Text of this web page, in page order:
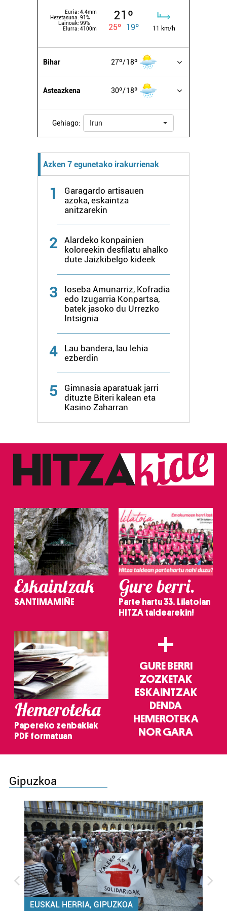
Euria: 4.4mm
Hezetasuna: 91%
Lainoak: 99%
Elurra: 4100m
21º
25º 19º 11 km/h
Bihar 27º 18º
Asteazkena 30º 18º
Gehiago: Irun
Azken 7 egunetako irakurrienak
1
Garagardo artisauen
azoka, eskaintza
anitzarekin
2
Alardeko konpainien
koloreekin desfilatu ahalko
dute Jaizkibelgo kideek
3
Ioseba Amunarriz, Kofradia
edo Izugarria Konpartsa,
batek jasoko du Urrezko
Intsignia
4
Lau bandera, lau lehia
ezberdin
5
Gimnasia aparatuak jarri
dituzte Biteri kalean eta
Kasino Zaharran
Eskaintzak
SANTIMAMIÑE
Gure berri.
Parte hartu 33. Lilatoian
HITZA taldearekin!
Hemeroteka
Papereko zenbakiak
PDF formatuan
+
GURE BERRI
ZOZKETAK
ESKAINTZAK
DENDA
HEMEROTEKA
NOR GARA
Gipuzkoa
EUSKAL HERRIA, GIPUZKOA